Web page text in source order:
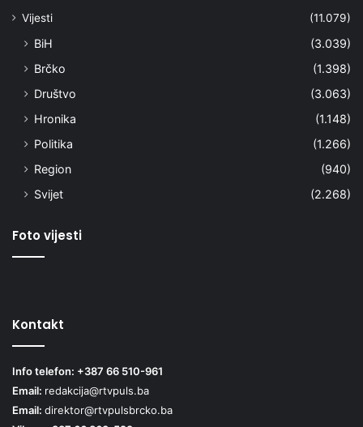
Vijesti
(11.079)
BiH
(3.039)
Brčko
(1.398)
Društvo
(3.063)
Hronika
(1.148)
Politika
(1.266)
Region
(940)
Svijet
(2.268)
Foto vijesti
Kontakt
Info telefon: +387 66 510-961
Email: redakcija@rtvpuls.ba
Email: direktor@rtvpulsbrcko.ba